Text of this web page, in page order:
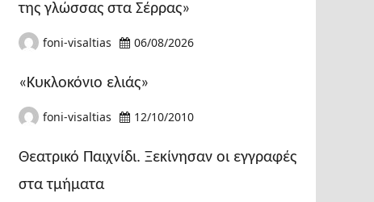
της γλώσσας στα Σέρρας»
foni-visaltias 06/08/2026
«Κυκλοκόνιο ελιάς»
foni-visaltias 12/10/2010
Θεατρικό Παιχνίδι. Ξεκίνησαν οι εγγραφές
στα τμήματα